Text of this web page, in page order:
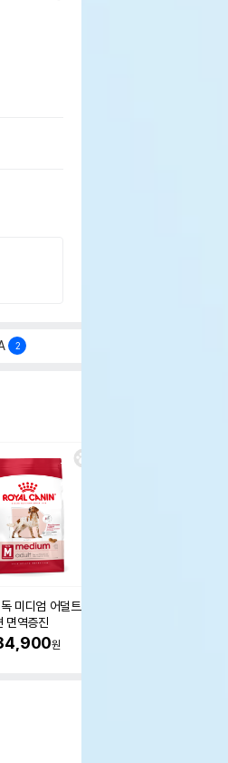
2
미디엄 어덜트 10
면역증진
원